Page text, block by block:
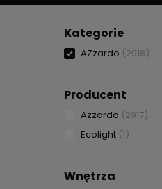
Kategorie
AZzardo (2918)
Producent
Azzardo (2917)
Ecolight (1)
Wnętrza